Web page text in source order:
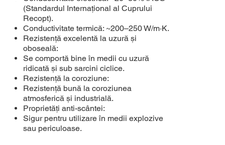
(Standardul Internațional al Cuprului
Recopt).
Conductivitate termică: ~200–250 W/m·K.
Rezistență excelentă la uzură și
oboseală:
Se comportă bine în medii cu uzură
ridicată și sub sarcini ciclice.
Rezistență la coroziune:
Rezistență bună la coroziunea
atmosferică și industrială.
Proprietăți anti-scântei:
Sigur pentru utilizare în medii explozive
sau periculoase.